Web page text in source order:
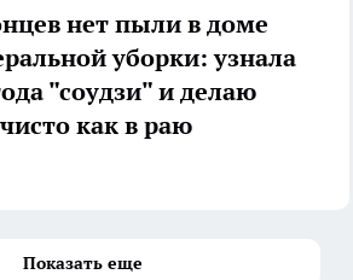
нет пыли в доме
уборки: узнала
"соудзи" и делаю
как в раю
Показать еще